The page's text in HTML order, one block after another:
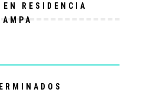
RESIDENCIA